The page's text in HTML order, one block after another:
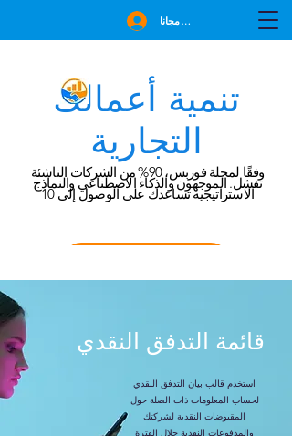
تنمية أعمالك
التجارية
وفقًا لمجلة فوربس، 90% من الشركات الناشئة
تفشل. الموجهون والذكاء الاصطناعي والنماذج
الاستراتيجية تساعدك على الوصول إلى 10
انضم مجانا
قائمة التدفق النقدي
استخدم قالب بيان التدفق النقدي
لحساب المعلومات ذات الصلة حول
المقبوضات النقدية لشركتك
والمدفوعات النقدية خلال الفترة